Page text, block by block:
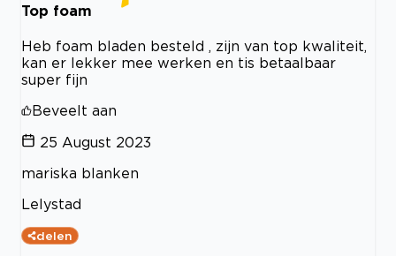
Top foam
Heb foam bladen besteld , zijn van top kwaliteit,
kan er lekker mee werken en tis betaalbaar
super fijn
Beveelt aan
25 August 2023
mariska blanken
Lelystad
delen